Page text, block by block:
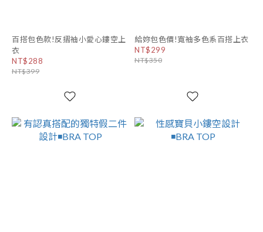
百搭包色款!反摺袖小愛心鏤空上
衣
NT$288
NT$399
給妳包色價!寬袖多色系百搭上衣
NT$299
NT$350